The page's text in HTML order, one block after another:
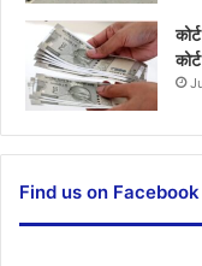
Find us on Facebook